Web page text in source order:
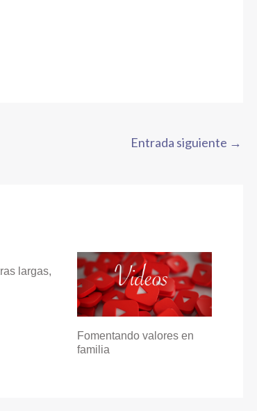
Entrada siguiente →
largas,
Fomentando valores en
familia